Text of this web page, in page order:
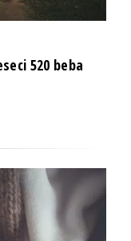
520 beba